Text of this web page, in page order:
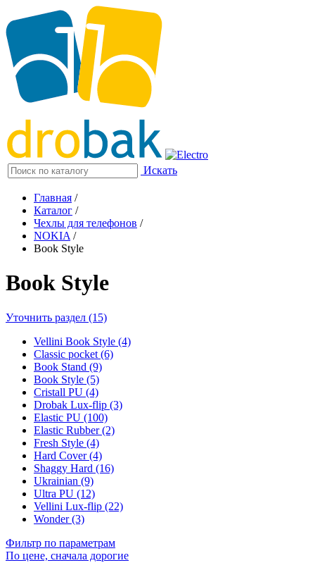
Искать
Главная /
Каталог /
Чехлы для телефонов /
NOKIA /
Book Style
Book Style
Уточнить раздел (15)
Vellini Book Style (4)
Classic pocket (6)
Book Stand (9)
Book Style (5)
Cristall PU (4)
Drobak Lux-flip (3)
Elastic PU (100)
Elastic Rubber (2)
Fresh Style (4)
Hard Cover (4)
Shaggy Hard (16)
Ukrainian (9)
Ultra PU (12)
Vellini Lux-flip (22)
Wonder (3)
Фильтр по параметрам
По цене, сначала дорогие